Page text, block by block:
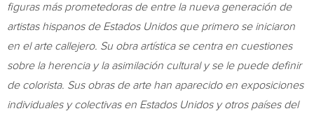
figuras más prometedoras de entre la nueva generación de
artistas hispanos de Estados Unidos que primero se iniciaron
en el arte callejero. Su obra artística se centra en cuestiones
sobre la herencia y la asimilación cultural y se le puede definir
de colorista. Sus obras de arte han aparecido en exposiciones
individuales y colectivas en Estados Unidos y otros países del